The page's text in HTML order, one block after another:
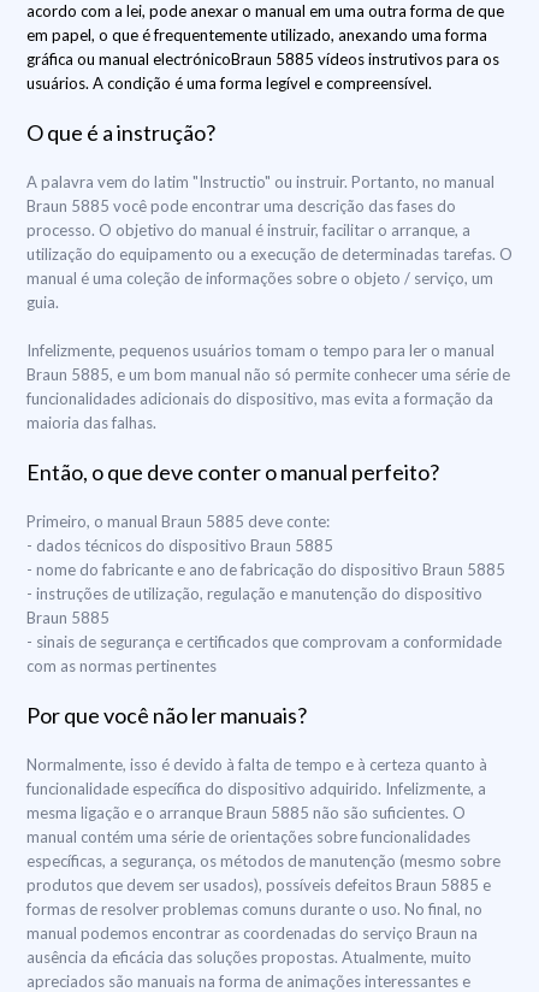
acordo com a lei, pode anexar o manual em uma outra forma de que
em papel, o que é frequentemente utilizado, anexando uma forma
gráfica ou manual electrónicoBraun 5885 vídeos instrutivos para os
usuários. A condição é uma forma legível e compreensível.
O que é a instrução?
A palavra vem do latim "Instructio" ou instruir. Portanto, no manual
Braun 5885 você pode encontrar uma descrição das fases do
processo. O objetivo do manual é instruir, facilitar o arranque, a
utilização do equipamento ou a execução de determinadas tarefas. O
manual é uma coleção de informações sobre o objeto / serviço, um
guia.
Infelizmente, pequenos usuários tomam o tempo para ler o manual
Braun 5885, e um bom manual não só permite conhecer uma série de
funcionalidades adicionais do dispositivo, mas evita a formação da
maioria das falhas.
Então, o que deve conter o manual perfeito?
Primeiro, o manual Braun 5885 deve conte:
- dados técnicos do dispositivo Braun 5885
- nome do fabricante e ano de fabricação do dispositivo Braun 5885
- instruções de utilização, regulação e manutenção do dispositivo
Braun 5885
- sinais de segurança e certificados que comprovam a conformidade
com as normas pertinentes
Por que você não ler manuais?
Normalmente, isso é devido à falta de tempo e à certeza quanto à
funcionalidade específica do dispositivo adquirido. Infelizmente, a
mesma ligação e o arranque Braun 5885 não são suficientes. O
manual contém uma série de orientações sobre funcionalidades
específicas, a segurança, os métodos de manutenção (mesmo sobre
produtos que devem ser usados), possíveis defeitos Braun 5885 e
formas de resolver problemas comuns durante o uso. No final, no
manual podemos encontrar as coordenadas do serviço Braun na
ausência da eficácia das soluções propostas. Atualmente, muito
apreciados são manuais na forma de animações interessantes e